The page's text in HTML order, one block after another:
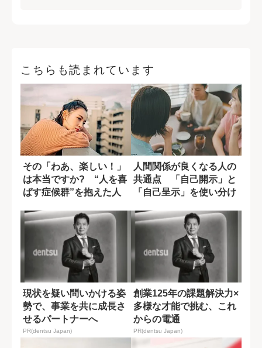
こちらも読まれています
その「わあ、楽しい！」
は本当ですか? “人を喜
ばす症候群”を抱えた人
人間関係が良くなる人の
共通点 「自己開示」と
「自己呈示」を使い分け
現状を疑い問いかける姿
勢で、事業を共に成長さ
せるパートナーへ
PR(dentsu Japan)
創業125年の課題解決力×
多様な才能で挑む、これ
からの電通
PR(dentsu Japan)